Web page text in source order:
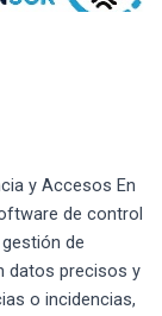
y Accesos En
de control
de
datos precisos y
o incidencias,